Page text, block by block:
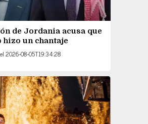
de Jordania acusa que
un chantaje
el 2026-08-05T19:34:28